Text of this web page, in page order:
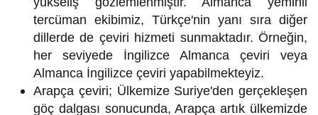
tercüman ekibimiz, Türkçe'nin yanı sıra diğer
dillerde de çeviri hizmeti sunmaktadır. Örneğin,
her seviyede İngilizce Almanca çeviri veya
Almanca İngilizce çeviri yapabilmekteyiz.
Arapça çeviri; Ülkemize Suriye'den gerçekleşen
göç dalgası sonucunda, Arapça artık ülkemizde